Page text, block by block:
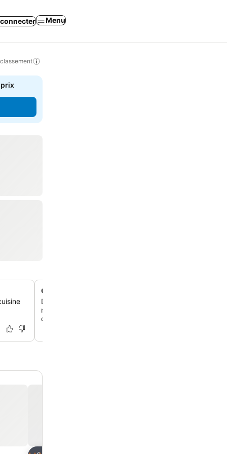
Menu
prix
Chambres uniques décorées individuellement
Détends-toi dans des chambres spacieuses, propres
manière unique, chacune avec son propre caractère et
certaines avec balcon ou vue sur la montagne.